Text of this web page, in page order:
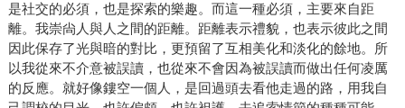
是社交的必須，也是探索的樂趣。而這一種必須，主要來自距
離。我崇尙人與人之間的距離。距離表示禮貌，也表示彼此之間
因此保存了光與暗的對比，更預留了互相美化和淡化的餘地。所
以我從來不介意被誤讀，也從來不會因為被誤讀而做出任何凌厲
的反應。就好像鏤空一個人，是回過頭去看他走過的路，用我自